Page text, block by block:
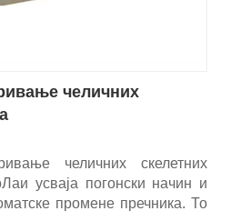
челичних
челичних скелетних
усваја погонски начин и
промене пречника. То